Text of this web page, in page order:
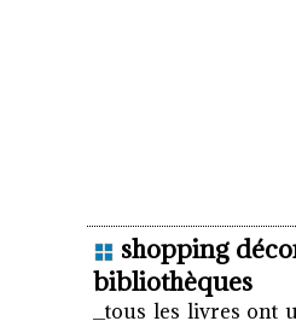
shopping
bibliothèques
_tous les livres ont